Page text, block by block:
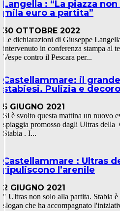
Langella : “La piazza
mila euro a partita”
30 OTTOBRE 2022
Le dichiarazioni di Giuseppe
intervenuto in conferenza stampa al
Vespe contro il Pescara per...
Castellammare: il
stabiesi. Pulizia e
5 GIUGNO 2021
Si è svolto questa mattina un nuovo
spiaggia promosso dagli Ultras della
Stabia . I...
Castellammare : Ultras
ripuliscono l’arenile
2 GIUGNO 2021
" Ultras non solo alla partita. Stabia
slogan che ha accompagnato